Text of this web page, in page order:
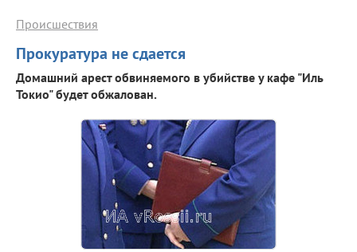
Прокуратура не сдается
Происшествия
Домашний арест обвиняемого в убийстве у кафе "Иль
Токио" будет обжалован.